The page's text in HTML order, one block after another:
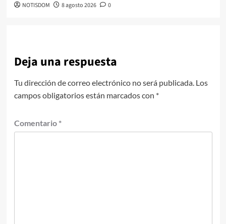
NOTISDOM 8 agosto 2026 0
Deja una respuesta
Tu dirección de correo electrónico no será publicada. Los
campos obligatorios están marcados con *
Comentario *